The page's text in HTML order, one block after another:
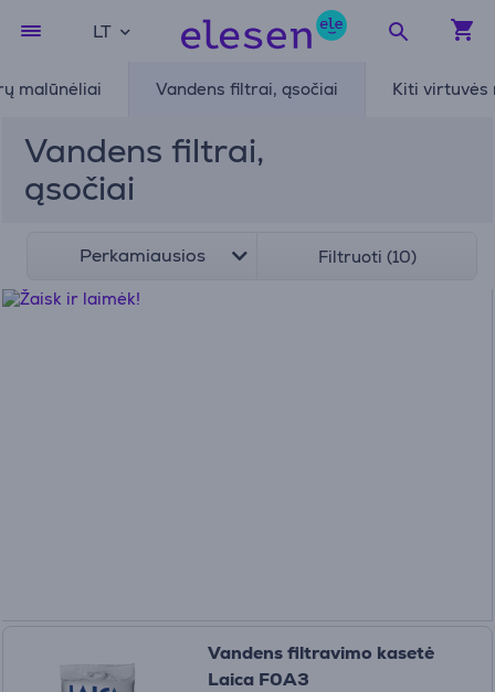
LT
malūnėliai Vandens filtrai, ąsočiai Kiti virtuvės
Vandens filtrai,
ąsočiai
Perkamiausios Filtruoti (10)
Vandens filtravimo kasetė
Laica F0A3